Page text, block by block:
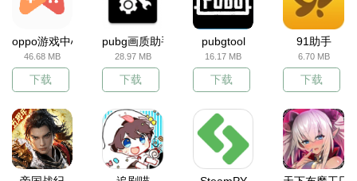
oppo游戏中心
46.68 MB
下载
pubg画质助手
28.97 MB
下载
pubgtool
16.17 MB
下载
91助手
6.70 MB
下载